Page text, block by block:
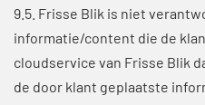
9.5. Frisse Blik is niet
informatie/content die de
cloudservice van Frisse Blik
de door klant geplaatste